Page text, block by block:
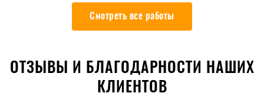
Смотреть все работы
ОТЗЫВЫ И БЛАГОДАРНОСТИ НАШИХ
КЛИЕНТОВ